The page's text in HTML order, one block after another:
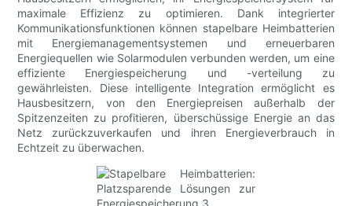
maximale Effizienz zu optimieren. Dank integrierter
Kommunikationsfunktionen können stapelbare Heimbatterien
mit Energiemanagementsystemen und erneuerbaren
Energiequellen wie Solarmodulen verbunden werden, um eine
effiziente Energiespeicherung und -verteilung zu
gewährleisten. Diese intelligente Integration ermöglicht es
Hausbesitzern, von den Energiepreisen außerhalb der
Spitzenzeiten zu profitieren, überschüssige Energie an das
Netz zurückzuverkaufen und ihren Energieverbrauch in
Echtzeit zu überwachen.